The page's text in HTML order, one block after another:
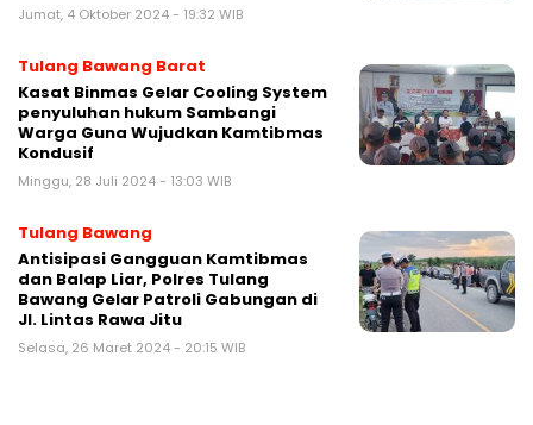
Jumat, 4 Oktober 2024 - 19:32 WIB
Tulang Bawang Barat
Kasat Binmas Gelar Cooling System
penyuluhan hukum Sambangi
Warga Guna Wujudkan Kamtibmas
Kondusif
Minggu, 28 Juli 2024 - 13:03 WIB
Tulang Bawang
Antisipasi Gangguan Kamtibmas
dan Balap Liar, Polres Tulang
Bawang Gelar Patroli Gabungan di
Jl. Lintas Rawa Jitu
Selasa, 26 Maret 2024 - 20:15 WIB